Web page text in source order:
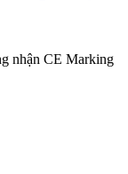
nhận CE Marking